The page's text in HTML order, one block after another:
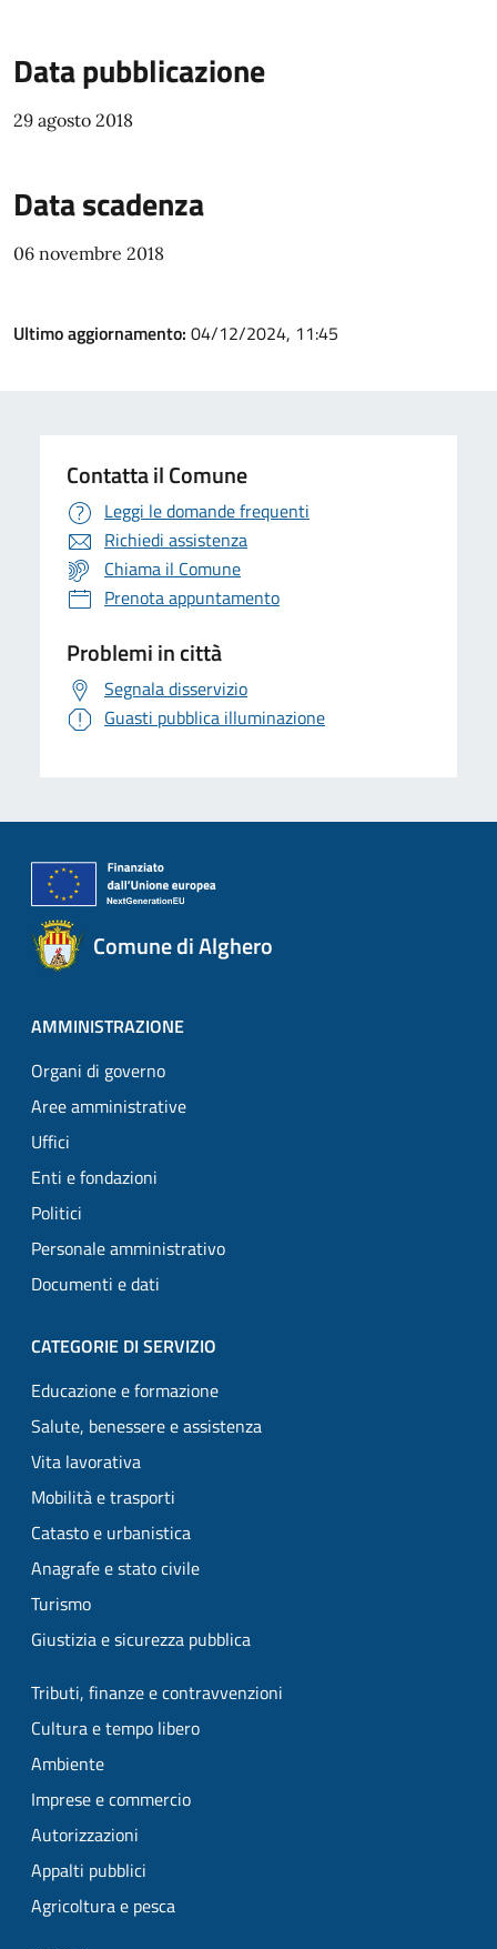
Data pubblicazione
29 agosto 2018
Data scadenza
06 novembre 2018
Ultimo aggiornamento: 04/12/2024, 11:45
Contatta il Comune
Leggi le domande frequenti
Richiedi assistenza
Chiama il Comune
Prenota appuntamento
Problemi in città
Segnala disservizio
Guasti pubblica illuminazione
Comune di Alghero
AMMINISTRAZIONE
Organi di governo
Aree amministrative
Uffici
Enti e fondazioni
Politici
Personale amministrativo
Documenti e dati
CATEGORIE DI SERVIZIO
Educazione e formazione
Salute, benessere e assistenza
Vita lavorativa
Mobilità e trasporti
Catasto e urbanistica
Anagrafe e stato civile
Turismo
Giustizia e sicurezza pubblica
Tributi, finanze e contravvenzioni
Cultura e tempo libero
Ambiente
Imprese e commercio
Autorizzazioni
Appalti pubblici
Agricoltura e pesca